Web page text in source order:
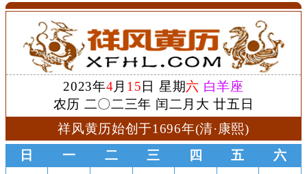
2023年4月 15 日 星期六 白羊座
农历 二〇二三年 闰二月大 廿五日
祥风黄历始创于1696年(清·康熙)
日
一 二 三 四 五 六